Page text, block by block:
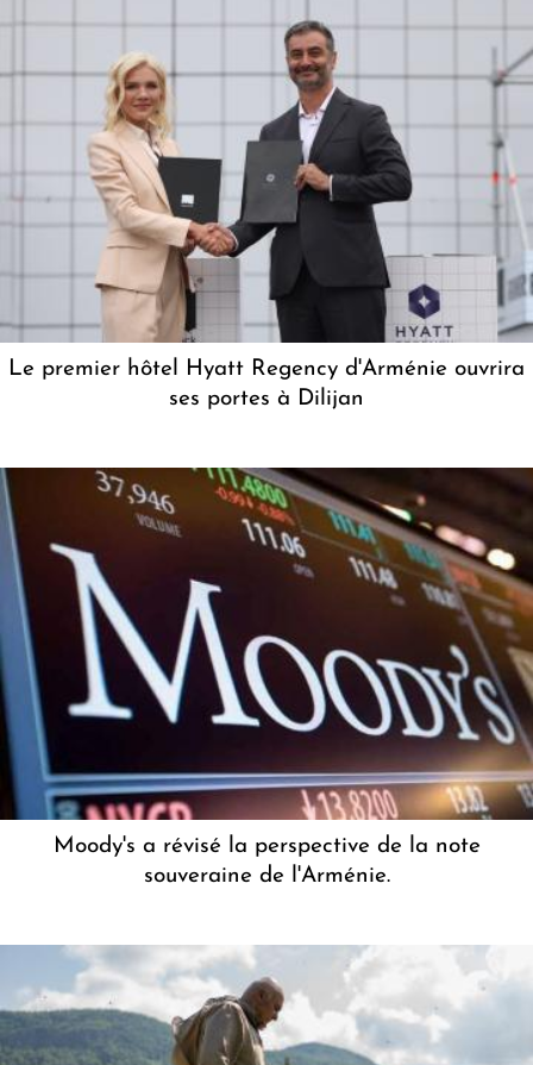
Le premier hôtel Hyatt Regency d'Arménie ouvrira
ses portes à Dilijan
Moody's a révisé la perspective de la note
souveraine de l'Arménie.